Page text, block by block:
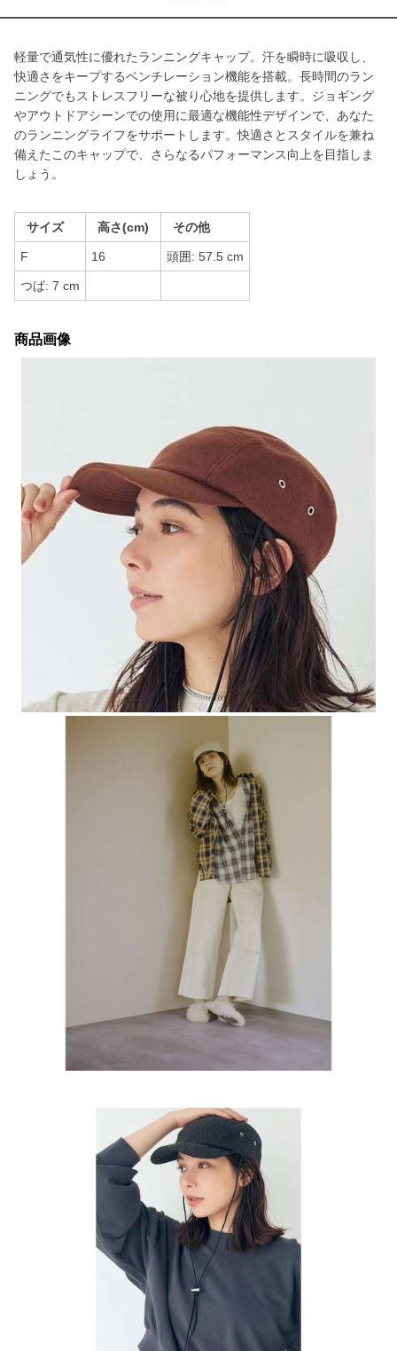
軽量で通気性に優れたランニングキャップ。汗を瞬時に吸収し、
快適さをキープするベンチレーション機能を搭載。長時間のラン
ニングでもストレスフリーな被り心地を提供します。ジョギング
やアウトドアシーンでの使用に最適な機能性デザインで、あなた
のランニングライフをサポートします。快適さとスタイルを兼ね
備えたこのキャップで、さらなるパフォーマンス向上を目指しま
しょう。
サイズ 高さ(cm) その他
F 16 頭囲: 57.5 cm
つば: 7 cm
商品画像